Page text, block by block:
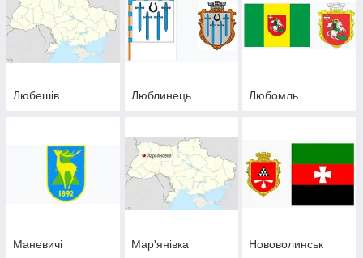
Любешів Люблинець Любомль
Маневичі Мар'янівка Нововолинськ